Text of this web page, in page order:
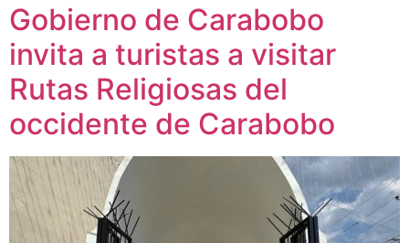
Gobierno de Carabobo
invita a turistas a visitar
Rutas Religiosas del
occidente de Carabobo